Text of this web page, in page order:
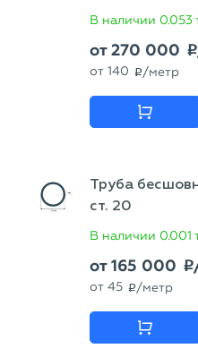
В наличии 0.053
от270 000 p
от 140 p /метр
Труба
ст. 20
В наличии 0.001
от165 000 p
от 45 p /метр